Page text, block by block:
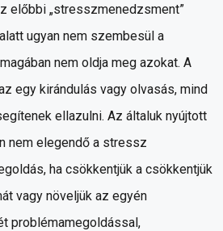
előbbi „stresszmenedzsment”
ugyan nem szembesül a
nem oldja meg azokat. A
egy kirándulás vagy olvasás, mind
ellazulni. Az általuk nyújtott
nem elegendő a stressz
ha csökkentjük a csökkentjük
vagy növeljük az egyén
problémamegoldással,